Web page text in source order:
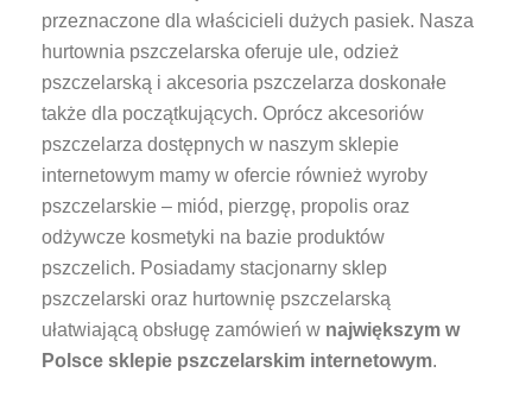
przeznaczone dla właścicieli dużych pasiek. Nasza
hurtownia pszczelarska oferuje ule, odzież
pszczelarską i akcesoria pszczelarza doskonałe
także dla początkujących. Oprócz akcesoriów
pszczelarza dostępnych w naszym sklepie
internetowym mamy w ofercie również wyroby
pszczelarskie – miód, pierzgę, propolis oraz
odżywcze kosmetyki na bazie produktów
pszczelich. Posiadamy stacjonarny sklep
pszczelarski oraz hurtownię pszczelarską
ułatwiającą obsługę zamówień w największym w
Polsce sklepie pszczelarskim internetowym.